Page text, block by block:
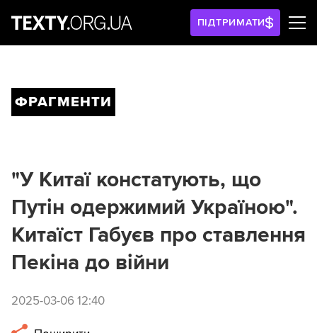
ПІДТРИМАТИ
ФРАГМЕНТИ
"У Китаї констатують, що
Путін одержимий Україною".
Китаїст Габуєв про ставлення
Пекіна до війни
2025-03-06 12:40